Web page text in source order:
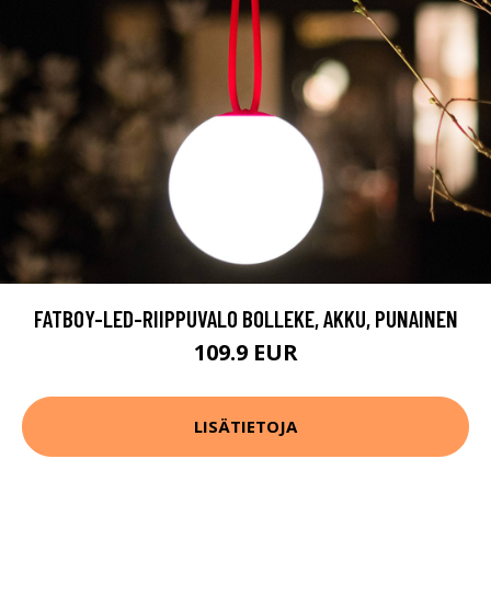
FATBOY-LED-RIIPPUVALO BOLLEKE, AKKU, PUNAINEN
109.9 EUR
LISÄTIETOJA